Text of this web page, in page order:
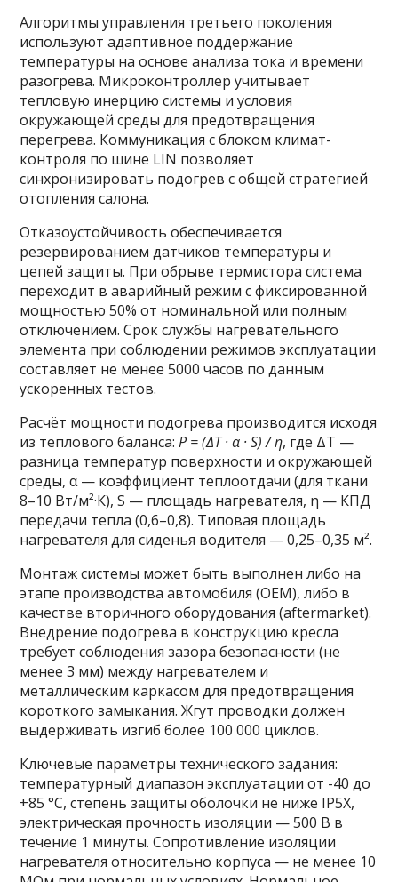
Алгоритмы управления третьего поколения
используют адаптивное поддержание
температуры на основе анализа тока и времени
разогрева. Микроконтроллер учитывает
тепловую инерцию системы и условия
окружающей среды для предотвращения
перегрева. Коммуникация с блоком климат-
контроля по шине LIN позволяет
синхронизировать подогрев с общей стратегией
отопления салона.
Отказоустойчивость обеспечивается
резервированием датчиков температуры и
цепей защиты. При обрыве термистора система
переходит в аварийный режим с фиксированной
мощностью 50% от номинальной или полным
отключением. Срок службы нагревательного
элемента при соблюдении режимов эксплуатации
составляет не менее 5000 часов по данным
ускоренных тестов.
Расчёт мощности подогрева производится исходя
из теплового баланса:P = (ΔT · α · S) / η, где ΔT —
разница температур поверхности и окружающей
среды, α — коэффициент теплоотдачи (для ткани
8–10 Вт/м²·К), S — площадь нагревателя, η — КПД
передачи тепла (0,6–0,8). Типовая площадь
нагревателя для сиденья водителя — 0,25–0,35 м².
Монтаж системы может быть выполнен либо на
этапе производства автомобиля (OEM), либо в
качестве вторичного оборудования (aftermarket).
Внедрение подогрева в конструкцию кресла
требует соблюдения зазора безопасности (не
менее 3 мм) между нагревателем и
металлическим каркасом для предотвращения
короткого замыкания. Жгут проводки должен
выдерживать изгиб более 100 000 циклов.
Ключевые параметры технического задания:
температурный диапазон эксплуатации от -40 до
+85 °C, степень защиты оболочки не ниже IP5X,
электрическая прочность изоляции — 500 В в
течение 1 минуты. Сопротивление изоляции
нагревателя относительно корпуса — не менее 10